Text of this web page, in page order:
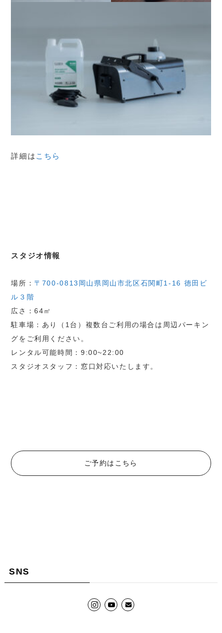
詳細は こちら
スタジオ情報
場所： 〒700-0813岡山県岡山市北区石関町1-16 徳田ビ
ル３階
広さ：64㎡
駐車場：あり（1台）複数台ご利用の場合は周辺パーキン
グをご利用ください。
レンタル可能時間：9:00~22:00
スタジオスタッフ：窓口対応いたします。
ご予約はこちら
SNS